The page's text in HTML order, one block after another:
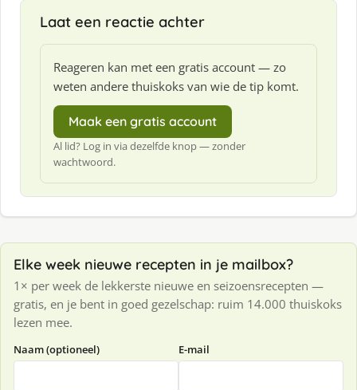
Laat een reactie achter
Reageren kan met een gratis account — zo
weten andere thuiskoks van wie de tip komt.
Maak een gratis account
Al lid? Log in via dezelfde knop — zonder
wachtwoord.
Elke week nieuwe recepten in je mailbox?
1× per week de lekkerste nieuwe en seizoensrecepten —
gratis, en je bent in goed gezelschap: ruim 14.000 thuiskoks
lezen mee.
Naam (optioneel) E-mail